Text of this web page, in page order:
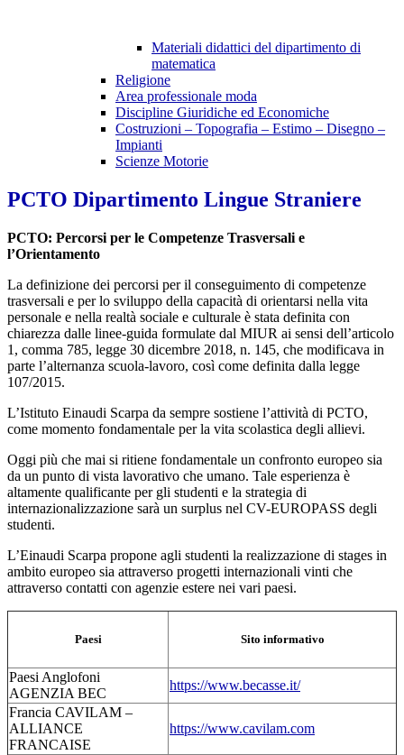
Materiali didattici del dipartimento di
matematica
Religione
Area professionale moda
Discipline Giuridiche ed Economiche
Costruzioni – Topografia – Estimo – Disegno –
Impianti
Scienze Motorie
PCTO Dipartimento Lingue Straniere
PCTO: Percorsi per le Competenze Trasversali e
l’Orientamento
La definizione dei percorsi per il conseguimento di competenze
trasversali e per lo sviluppo della capacità di orientarsi nella vita
personale e nella realtà sociale e culturale è stata definita con
chiarezza dalle linee-guida formulate dal MIUR ai sensi dell’articolo
1, comma 785, legge 30 dicembre 2018, n. 145, che modificava in
parte l’alternanza scuola-lavoro, così come definita dalla legge
107/2015.
L’Istituto Einaudi Scarpa da sempre sostiene l’attività di PCTO,
come momento fondamentale per la vita scolastica degli allievi.
Oggi più che mai si ritiene fondamentale un confronto europeo sia
da un punto di vista lavorativo che umano. Tale esperienza è
altamente qualificante per gli studenti e la strategia di
internazionalizzazione sarà un surplus nel CV-EUROPASS degli
studenti.
L’Einaudi Scarpa propone agli studenti la realizzazione di stages in
ambito europeo sia attraverso progetti internazionali vinti che
attraverso contatti con agenzie estere nei vari paesi.
Paesi Sito informativo
Paesi Anglofoni
AGENZIA BEC
https://www.becasse.it/
Francia CAVILAM –
ALLIANCE
FRANCAISE
https://www.cavilam.com